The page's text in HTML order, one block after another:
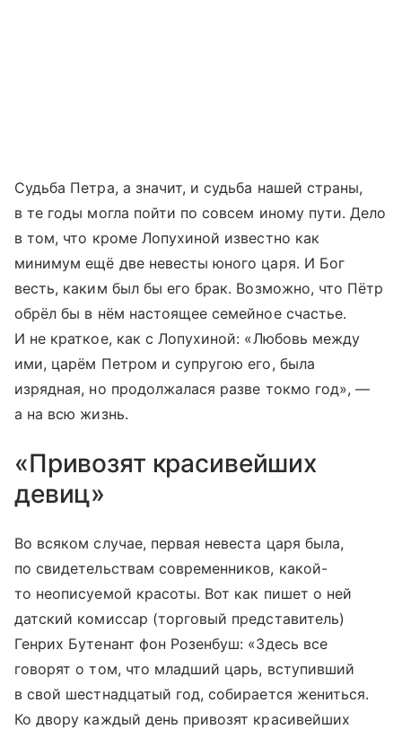
Судьба Петра, а значит, и судьба нашей страны,
в те годы могла пойти по совсем иному пути. Дело
в том, что кроме Лопухиной известно как
минимум ещё две невесты юного царя. И Бог
весть, каким был бы его брак. Возможно, что Пётр
обрёл бы в нём настоящее семейное счастье.
И не краткое, как с Лопухиной: «Любовь между
ими, царём Петром и супругою его, была
изрядная, но продолжалася разве токмо год», —
а на всю жизнь.
«Привозят красивейших
девиц»
Во всяком случае, первая невеста царя была,
по свидетельствам современников, какой-
то неописуемой красоты. Вот как пишет о ней
датский комиссар (торговый представитель)
Генрих Бутенант фон Розенбуш: «Здесь все
говорят о том, что младший царь, вступивший
в свой шестнадцатый год, собирается жениться.
Ко двору каждый день привозят красивейших